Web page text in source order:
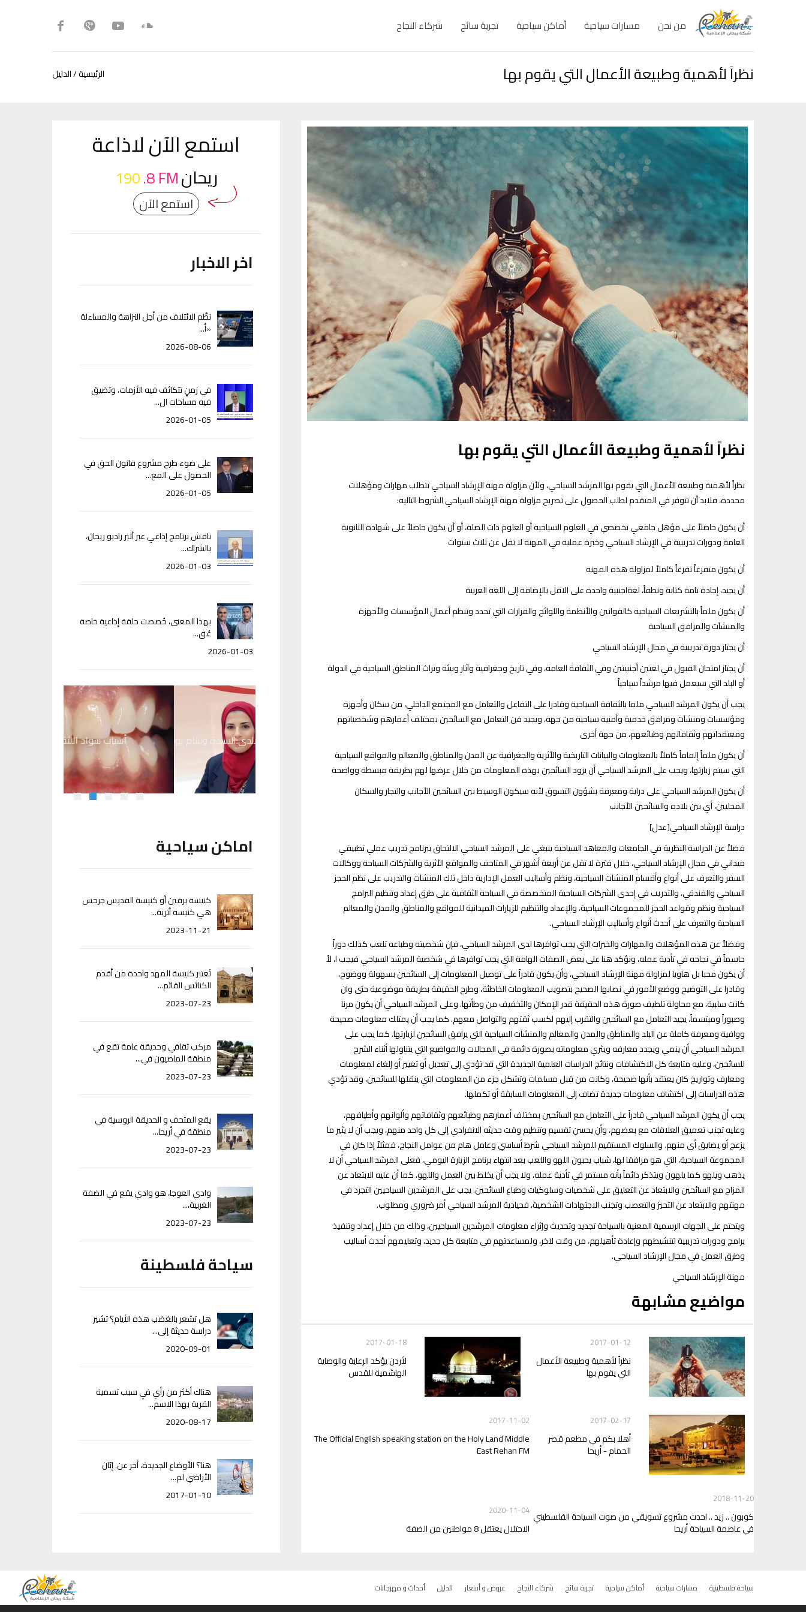
من نحن مسارات سياحية أماكن سياحية تجربة سائح شركاء النجاح
نظراً لأهمية وطبيعة الأعمال التي يقوم بها الرئيسية/الدليل
استمع الآن لاذاعة
190.8 FMريحان
استمع الآن
اخر الاخبار
نظّم الائتلاف من أجل النزاهة والمساءلة
«أ...
2026-08-06
في زمنٍ تتكاثف فيه الأزمات، وتضيق
فيه مساحات ال...
2026-01-05
على ضوء طرح مشروع قانون الحق في
الحصول على المع...
2026-01-05
ناقش برنامج إذاعي عبر أثير راديو ريحان،
بالشراك...
2026-01-03
بهذا المعنى، خُصصت حلقة إذاعية خاصة
عُق...
2026-01-03
#شخصية_من_بلدي:السيدة وسام يوسف
الرجوب/الغول
أسباب سواد اللثة
اماكن سياحية
كنيسة برقين أو كنيسة القديس جرجس
هي كنيسة أثرية...
2023-11-21
تُعتبر كنيسة المهد واحدة من أقدم
الكنائس القائم...
2023-07-23
مركب ثقافي وحديقة عامة تقع في
منطقة الماصيون في...
2023-07-23
يقع المتحف و الحديقة الروسية في
منطقة في أريحا...
2023-07-23
وادي العوجا، هو وادي يقع في الضفة
الغربية،...
2023-07-23
سياحة فلسطينة
هل تشعر بالغضب هذه الأيام؟ تشير
دراسة حديثة إلى...
2020-09-01
هناك أكثر من رأي في سبب تسمية
القرية بهذا الاسم...
2020-08-17
هنا؟ الأوضاع الجديدة، أخر عن. إبّان
الأراضي لم...
2017-01-10
نظراً لأهمية وطبيعة الأعمال التي يقوم بها
نظراً لأهمية وطبيعة الأعمال التي يقوم بها المرشد السياحي، ولأن مزاولة مهنة الإرشاد السياحي تتطلب مهارات ومؤهلات
محددة، فلابد أن تتوفر في المتقدم لطلب الحصول على تصريح مزاولة مهنة الإرشاد السياحي الشروط التالية:
أن يكون حاصلاً على مؤهل جامعي تخصصي في العلوم السياحية أو العلوم ذات الصلة، أو أن يكون حاصلاً على شهادة الثانوية
العامة ودورات تدريبية في الإرشاد السياحي وخبرة عملية في المهنة لا تقل عن ثلاث سنوات
أن يكون متفرغاً تفرغاً كاملاً لمزاولة هذه المهنة
أن يجيد، إجادة تامة كتابة ونطقاً، لغةاجنبية واحدة على الاقل بالإضافة إلى اللغة العربية
أن يكون ملماً بالتشريعات السياحية كالقوانين والأنظمة واللوائح والقرارات التي تحدد وتنظم أعمال المؤسسات والأجهزة
والمنشآت والمرافق السياحية
أن يجتاز دورة تدريبية في مجال الإرشاد السياحي
أن يجتاز امتحان القبول في لغتين أجنبيتين وفي الثقافة العامة، وفي تاريخ وجغرافية وآثار وبيئة وتراث المناطق السياحية في الدولة
أو البلد التي سيعمل فيها مرشداً سياحياً
يجب أن يكون المرشد السياحي ملما بالثقافة السياحية وقادرا على التفاعل والتعامل مع المجتمع الداخلي، من سكان وأجهزة
ومؤسسات ومنشآت ومرافق خدمية وأمنية سياحية من جهة، ويجيد فن التعامل مع السائحين بمختلف أعمارهم وشخصياتهم
ومعتقداتهم وثقافاتهم وطبائعهم، من جهة أخرى
أن يكون ملماً إلماماً كاملاً بالمعلومات والبيانات التاريخية والأثرية والجغرافية عن المدن والمناطق والمعالم والمواقع السياحية
التي سيتم زيارتها، ويجب على المرشد السياحي أن يزود السائحين بهذه المعلومات من خلال عرضها لهم بطريقة مبسطة وواضحة
أن يكون المرشد السياحي على دراية ومعرفة بشؤون التسوق لأنه سيكون الوسيط بين السائحين الأجانب والتجار والسكان
المحليين، أي بين بلاده والسائحين الأجانب
دراسة الإرشاد السياحي[عدل]
فضلاً عن الدراسة النظرية في الجامعات والمعاهد السياحية ينبغي على المرشد السياحي الالتحاق ببرنامج تدريب عملي تطبيقي
ميداني في مجال الإرشاد السياحي، خلال فترة لا تقل عن أربعة أشهر في المتاحف والمواقع الأثرية والشركات السياحة ووكالات
السفر والتعرف على أنواع وأقسام المنشآت السياحية، ونظم وأساليب العمل الإدارية داخل تلك المنشآت والتدريب على نظم الحجز
السياحي والفندقي، والتدريب في إحدى الشركات السياحية المتخصصة في السياحة الثقافية على طرق إعداد وتنظيم البرامج
السياحية ونظم وقواعد الحجز للمجموعات السياحية، والإعداد والتنظيم للزيارات الميدانية للمواقع والمناطق والمدن والمعالم
السياحية والتعرف على أحدث أنواع وأساليب الإرشاد السياحي.
وفضلاً عن هذه المؤهلات والمهارات والخبرات التي يجب توافرها لدى المرشد السياحي، فإن شخصيته وطباعه تلعب كذلك دوراً
حاسماً في نجاحه في تأدية عمله، ونؤكد هنا على بعض الصفات الهامة التي يجب توافرها في شخصية المرشد السياحي فيجب ا، لاً
أن يكون محبا بل هاويا لمزاولة مهنة الإرشاد السياحي، وأن يكون قادراً على توصيل المعلومات إلى السائحين بسهولة ووضوح،
وقادرا على التوضيح ووضع الأمور في نصابها الصحيح بتصويب المعلومات الخاطئة، وطرح الحقيقة بطريقة موضوعية حتى وان
كانت سلبية، مع محاولة تلطيف صورة هذه الحقيقة قدر الإمكان والتخفيف من وطأتها. وعلى المرشد السياحي أن يكون مرنا
وصبوراً ومبتسماً، يجيد التعامل مع السائحين والتقرب إليهم لكسب ثقتهم والتواصل معهم. كما يجب أن يمتلك معلومات صحيحة
ووافية ومعرفة كاملة عن البلد والمناطق والمدن والمعالم والمنشآت السياحية التي يرافق السائحين لزيارتها. كما يجب على
المرشد السياحي أن ينمي ويجدد معارفه ويثري معلوماته بصورة دائمة في المجالات والمواضيع التي يتناولها أثناء الشرح
للسائحين، وعليه متابعة كل الاكتشافات ونتائج الدراسات العلمية الجديدة التي قد تؤدي إلى تعديل أو تغيير أو إلغاء لمعلومات
ومعارف وتواريخ كان يعتقد بأنها صحيحة، وكانت من قبل مسلمات وتشكل جزء من المعلومات التي ينقلها للسائحين، وقد تؤدي
هذه الدراسات إلى اكتشاف معلومات جديدة تضاف إلى المعلومات السابقة أو تكملها.
يجب أن يكون المرشد السياحي قادراً على التعامل مع السائحين بمختلف أعمارهم وطبائعهم وثقافاتهم وألوانهم وأطيافهم،
وعليه تجنب تعميق العلاقات مع بعضهم، وأن يحسن تقسيم وتنظيم وقت حديثه الانفرادي إلى كل واحد منهم، ويجب أن لا يثير ما
يزعج أو يضايق أي منهم. والسلوك المستقيم للمرشد السياحي شرط أساسي وعامل هام من عوامل النجاح، فمثلاً إذا كان في
المجموعة السياحية، التي هو مرافقا لها، شباب يحبون اللهو واللعب بعد انتهاء برنامج الزيارة اليومي، فعلى المرشد السياحي أن لا
يذهب ويلهو كما يلهون ويتذكر دائماً بأنه مستمر في تأدية عمله، ولا يجب أن يخلط بين العمل واللهو، كما أن عليه الابتعاد عن
المزاح مع السائحين والابتعاد عن التعليق على شخصيات وسلوكيات وطباع السائحين. يجب على المرشدين السياحيين التجرد في
مهنتهم والابتعاد عن التحيز والتعصب وتجنب الاجتهادات الشخصية، فحيادية المرشد السياحي أمر ضروري ومطلوب.
ويتحتم على الجهات الرسمية المعنية بالسياحة تجديد وتحديث وإثراء معلومات المرشدين السياحيين، وذلك من خلال إعداد وتنفيذ
برامج ودورات تدريبية لتنشيطهم وإعادة تأهيلهم، من وقت لآخر، ولمساعدتهم في متابعة كل جديد، وتعليمهم أحدث أساليب
وطرق العمل في مجال الإرشاد السياحي.
مهنة الإرشاد السياحي
مواضيع مشابهة
2017-01-12
نظراً لأهمية وطبيعة الأعمال
التي يقوم بها
2017-01-18
لأردن يؤكد الرعاية والوصاية
الهاشمية للقدس
2017-02-17
أهلا بكم في مطعم قصر
الحمام - أريحا
2017-11-02
The Official English speaking station on the Holy Land Middle
East Rehan FM
2018-11-20
كوبون .. زيد .. احدث مشروع تسويقي من صوت السياحة الفلسطيني
في عاصمة السياحة أريحا
2020-11-04
الاحتلال يعتقل 8 مواطنين من الضفة
سياحة فلسطينية مسارات سياحية أماكن سياحية تجربة سائح شركاء النجاح عروض و أسعار الدليل أحداث و مهرجانات